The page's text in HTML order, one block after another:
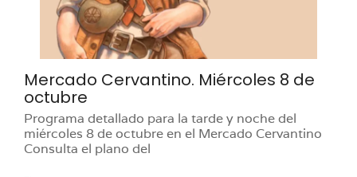
Mercado Cervantino. Miércoles 8 de
octubre
Programa detallado para la tarde y noche del
miércoles 8 de octubre en el Mercado Cervantino
Consulta el plano del